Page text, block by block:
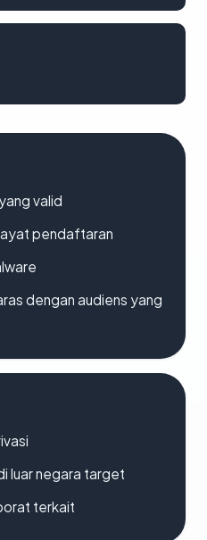
valid
pendaftaran
dengan audiens yang
luar negara target
terkait